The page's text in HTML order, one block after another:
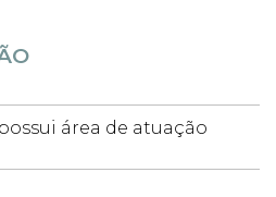
área de atuação